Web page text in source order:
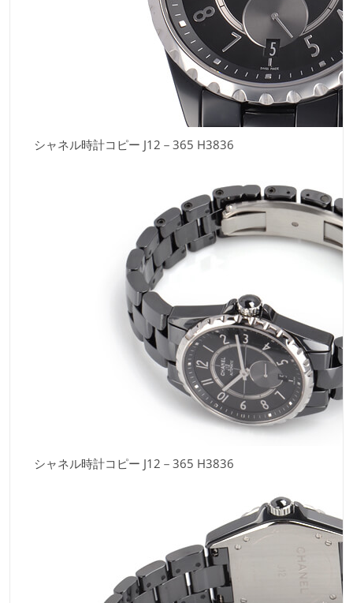
シャネル時計コピー J12－365 H3836
シャネル時計コピー J12－365 H3836